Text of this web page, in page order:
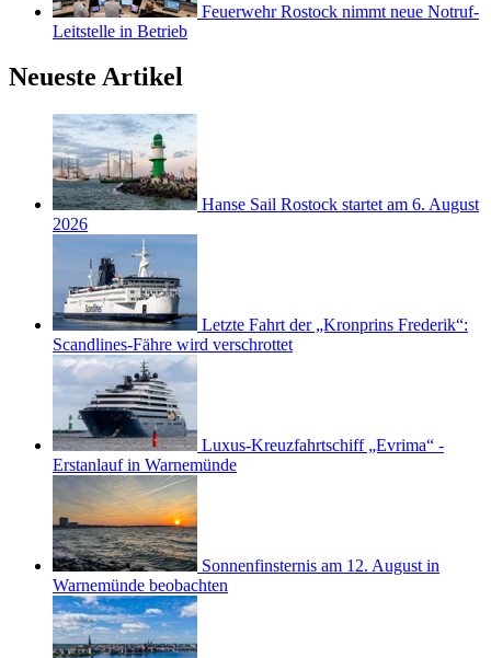
Feuerwehr Rostock nimmt neue Notruf-
Leitstelle in Betrieb
Neueste Artikel
Hanse Sail Rostock startet am 6. August
2026
Letzte Fahrt der „Kronprins Frederik“:
Scandlines-Fähre wird verschrottet
Luxus-Kreuzfahrtschiff „Evrima“ -
Erstanlauf in Warnemünde
Sonnenfinsternis am 12. August in
Warnemünde beobachten